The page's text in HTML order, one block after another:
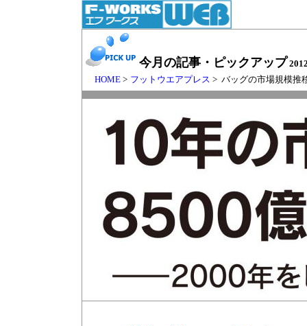
今月の記事・ピックアップ
HOME > フットウエアプレス > バッグの市場規模